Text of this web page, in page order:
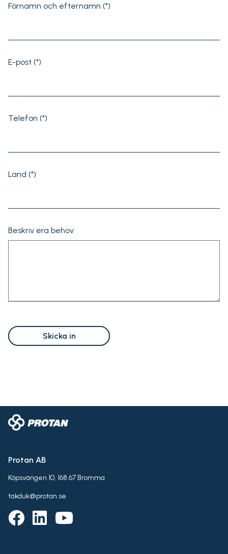
Förnamn och efternamn
E-post
Telefon
Land
Beskriv era behov
Skicka in
Protan AB
Köpsvängen 10, 168 67 Bromma
takduk@protan.se